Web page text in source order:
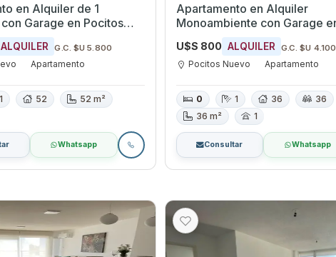
en Alquiler de 1
Pocitos
ALQUILER G.C. $U 5.800
Apartamento
1 52
52 m²
Whatsapp
Apartamento en Alquiler
Monoambiente con Garage en
Pocitos Nuevo, Montevideo
U$S 800 ALQUILER G.C. $U 4.100
Pocitos Nuevo Apartamento
0 1 36
36
36 m²
1
Consultar Whatsapp